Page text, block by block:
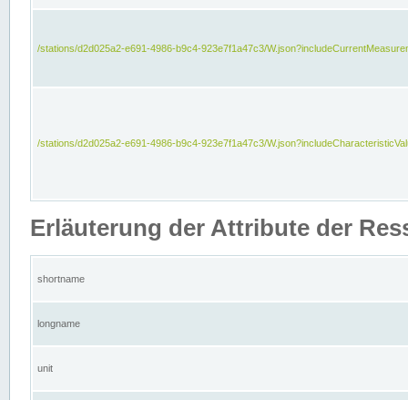
/stations/d2d025a2-e691-4986-b9c4-923e7f1a47c3/
/stations/d2d025a2-e691-4986-b9c4-923e7f1a47c3/
Erläuterung der Attribute der
shortname
longname
unit